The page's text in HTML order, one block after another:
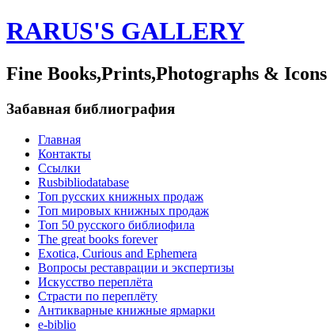
RARUS'S GALLERY
Fine Books,Prints,Photographs & Icons
Забавная библиография
Главная
Контакты
Ссылки
Rusbibliodatabase
Топ русских книжных продаж
Топ мировых книжных продаж
Топ 50 русского библиофила
The great books forever
Exotica, Curious and Ephemera
Вопросы реставрации и экспертизы
Искусство переплёта
Страсти по переплёту
Антикварные книжные ярмарки
e-biblio